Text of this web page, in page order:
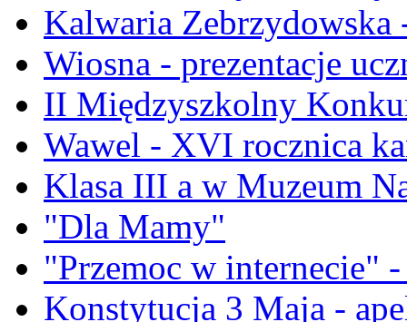
Kalwaria
Wiosna - prezentacje
II Międzyszkolny
Wawel - XVI rocznica
Klasa III a w Muzeum
"Dla Mamy"
"Przemoc w internecie"
Konstytucja 3 Maja -